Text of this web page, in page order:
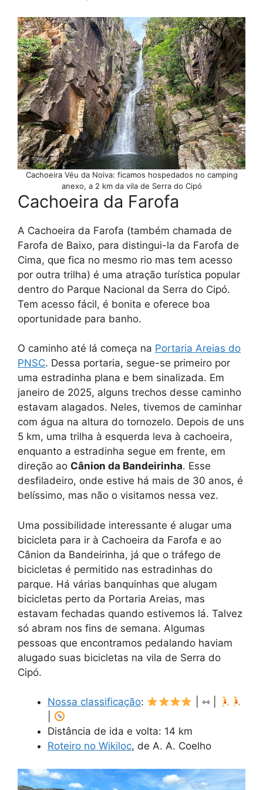
Cachoeira Véu da Noiva: ficamos hospedados no camping
anexo, a 2 km da vila de Serra do Cipó
Cachoeira da Farofa
A Cachoeira da Farofa (também chamada de
Farofa de Baixo, para distingui-la da Farofa de
Cima, que fica no mesmo rio mas tem acesso
por outra trilha) é uma atração turística popular
dentro do Parque Nacional da Serra do Cipó.
Tem acesso fácil, é bonita e oferece boa
oportunidade para banho.
O caminho até lá começa na Portaria Areias do
PNSC. Dessa portaria, segue-se primeiro por
uma estradinha plana e bem sinalizada. Em
janeiro de 2025, alguns trechos desse caminho
estavam alagados. Neles, tivemos de caminhar
com água na altura do tornozelo. Depois de uns
5 km, uma trilha à esquerda leva à cachoeira,
enquanto a estradinha segue em frente, em
direção ao Cânion da Bandeirinha. Esse
desfiladeiro, onde estive há mais de 30 anos, é
belíssimo, mas não o visitamos nessa vez.
Uma possibilidade interessante é alugar uma
bicicleta para ir à Cachoeira da Farofa e ao
Cânion da Bandeirinha, já que o tráfego de
bicicletas é permitido nas estradinhas do
parque. Há várias banquinhas que alugam
bicicletas perto da Portaria Areias, mas
estavam fechadas quando estivemos lá. Talvez
só abram nos fins de semana. Algumas
pessoas que encontramos pedalando haviam
alugado suas bicicletas na vila de Serra do
Cipó.
Nossa classificação:
| ⇿ |
Distância de ida e volta: 14 km
Roteiro no Wikiloc, de A. A. Coelho